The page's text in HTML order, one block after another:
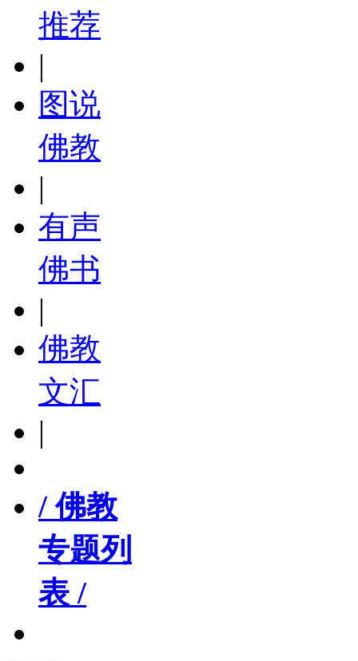
推荐
|
图说
佛教
|
有声
佛书
|
佛教
文汇
|
/ 佛教
专题列
表 /